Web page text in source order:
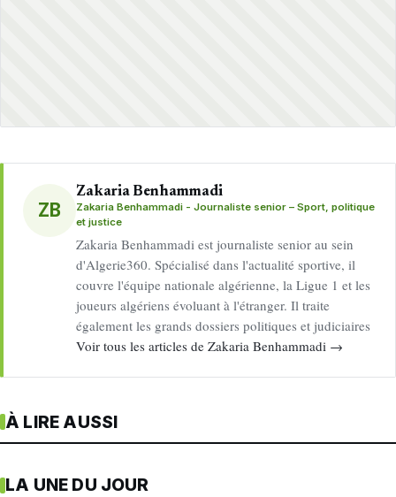
ZB
Zakaria Benhammadi
Zakaria Benhammadi - Journaliste senior – Sport, politique
et justice
Zakaria Benhammadi est journaliste senior au sein
d'Algerie360. Spécialisé dans l'actualité sportive, il
couvre l'équipe nationale algérienne, la Ligue 1 et les
joueurs algériens évoluant à l'étranger. Il traite
également les grands dossiers politiques et judiciaires
Voir tous les articles de Zakaria Benhammadi →
À LIRE AUSSI
LA UNE DU JOUR